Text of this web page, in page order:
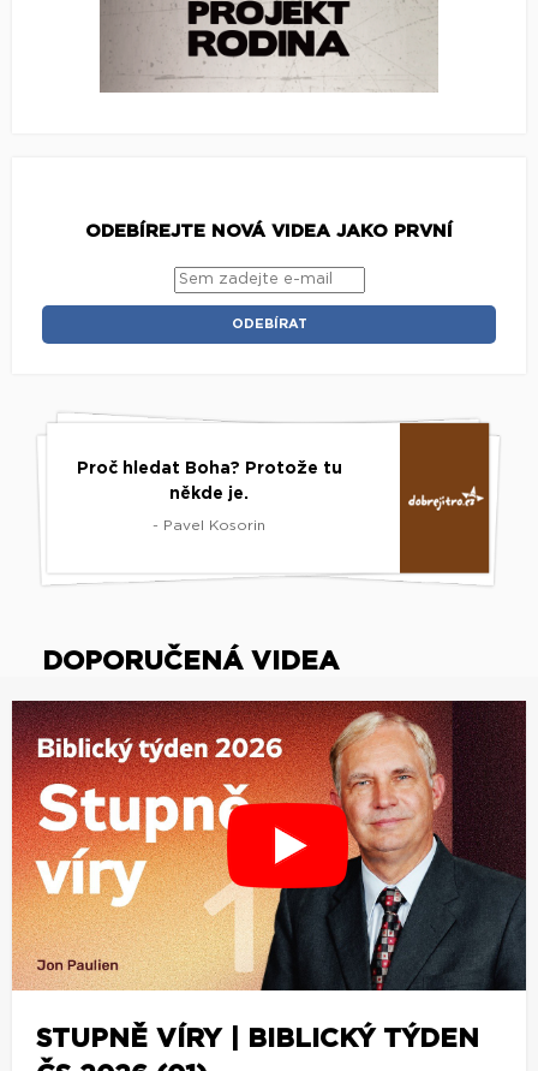
ODEBÍREJTE NOVÁ VIDEA JAKO PRVNÍ
Proč hledat Boha? Protože tu
někde je.
- Pavel Kosorin
DOPORUČENÁ VIDEA
STUPNĚ VÍRY | BIBLICKÝ TÝDEN